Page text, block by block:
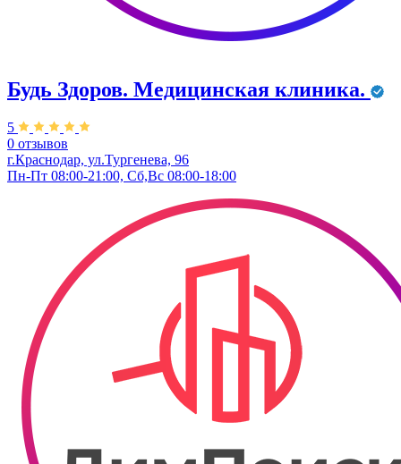
Будь Здоров. Медицинская клиника.
5
0 отзывов
г.Краснодар, ул.Тургенева, 96
Пн-Пт 08:00-21:00, Сб,Вс 08:00-18:00